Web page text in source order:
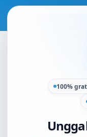
100%